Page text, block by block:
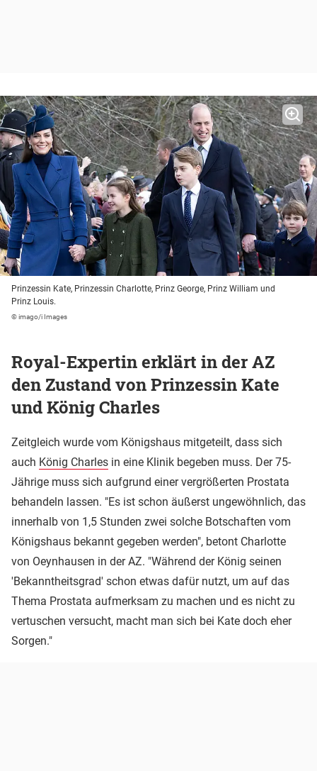
Prinzessin Kate, Prinzessin Charlotte, Prinz George, Prinz William und
Prinz Louis.
© imago/i Images
Royal-Expertin erklärt in der AZ
den Zustand von Prinzessin Kate
und König Charles
Zeitgleich wurde vom Königshaus mitgeteilt, dass sich
auch König Charles in eine Klinik begeben muss. Der 75-
Jährige muss sich aufgrund einer vergrößerten Prostata
behandeln lassen. "Es ist schon äußerst ungewöhnlich, das
innerhalb von 1,5 Stunden zwei solche Botschaften vom
Königshaus bekannt gegeben werden", betont Charlotte
von Oeynhausen in der AZ. "Während der König seinen
'Bekanntheitsgrad' schon etwas dafür nutzt, um auf das
Thema Prostata aufmerksam zu machen und es nicht zu
vertuschen versucht, macht man sich bei Kate doch eher
Sorgen."